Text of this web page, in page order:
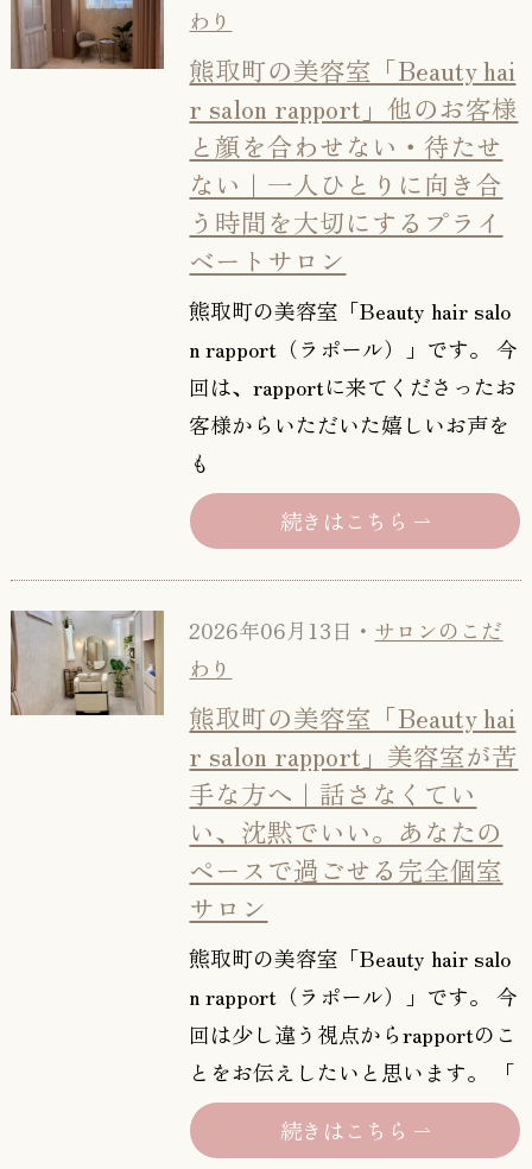
わり
熊取町の美容室「Beauty hai
r salon rapport」他のお客様
と顔を合わせない・待たせ
ない｜一人ひとりに向き合
う時間を大切にするプライ
ベートサロン
熊取町の美容室「Beauty hair salo
n rapport（ラポール）」です。 今
回は、rapportに来てくださったお
客様からいただいた嬉しいお声を
も
続きはこちら
2026年06月13日・ サロンのこだ
わり
熊取町の美容室「Beauty hai
r salon rapport」美容室が苦
手な方へ｜話さなくてい
い、沈黙でいい。あなたの
ペースで過ごせる完全個室
サロン
熊取町の美容室「Beauty hair salo
n rapport（ラポール）」です。 今
回は少し違う視点からrapportのこ
とをお伝えしたいと思います。 「
続きはこちら